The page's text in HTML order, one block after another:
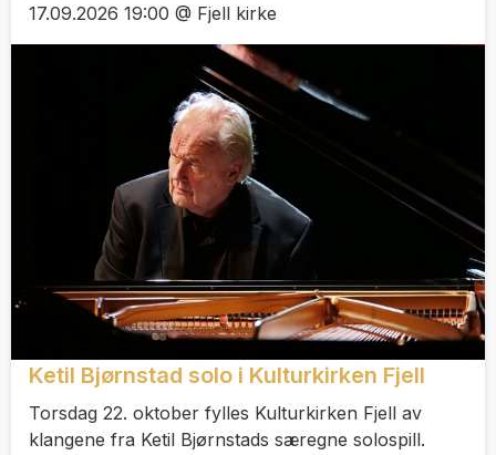
17.09.2026 19:00 @ Fjell kirke
Ketil Bjørnstad solo i Kulturkirken Fjell
Torsdag 22. oktober fylles Kulturkirken Fjell av
klangene fra Ketil Bjørnstads særegne solospill.